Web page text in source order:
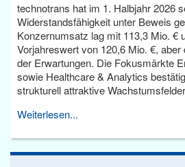
technotrans hat im 1. Halbjahr 2026
Widerstandsfähigkeit unter Beweis
Konzernumsatz lag mit 113,3 Mio. €
Vorjahreswert von 120,6 Mio. €,
der Erwartungen. Die Fokusmärkte
sowie Healthcare & Analytics
strukturell attraktive
Weiterlesen...